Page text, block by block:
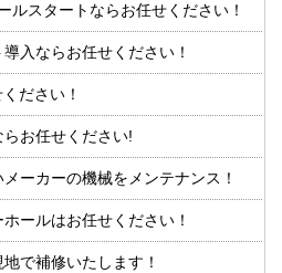
ルスタートならお任せください！
入ならお任せください！
ださい！
お任せください!
ーカーの機械をメンテナンス！
ールはお任せください！
で補修いたします！